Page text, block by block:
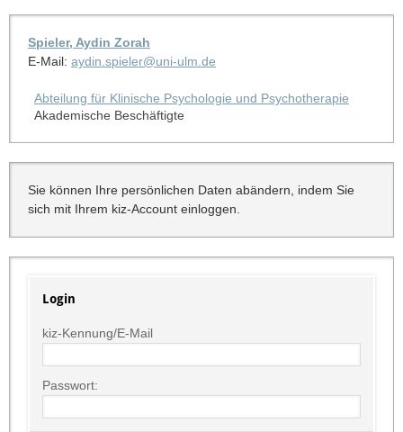
Spieler, Aydin Zorah
E-Mail: aydin.spieler@uni-ulm.de
Abteilung für Klinische Psychologie und Psychotherapie
Akademische Beschäftigte
Sie können Ihre persönlichen Daten abändern, indem Sie
sich mit Ihrem kiz-Account einloggen.
Login
kiz-Kennung/E-Mail
Passwort: